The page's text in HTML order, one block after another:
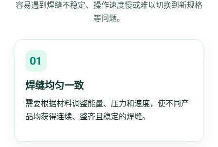
容易遇到焊缝不稳定、操作速度慢或难以切换到新规格
等问题。
01
焊缝均匀一致
需要根据材料调整能量、压力和速度，使不同产
品均获得连续、整齐且稳定的焊缝。